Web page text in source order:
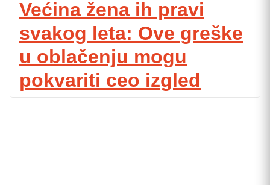
Većina žena ih pravi
svakog leta: Ove greške
u oblačenju mogu
pokvariti ceo izgled